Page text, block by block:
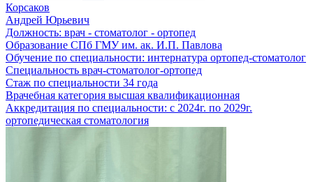
Корсаков
Андрей Юрьевич
Должность: врач - стоматолог - ортопед
Образование СПб ГМУ им. ак. И.П. Павлова
Обучение по специальности: интернатура ортопед-стоматолог
Специальность врач-стоматолог-ортопед
Стаж по специальности 34 года
Врачебная категория высшая квалификационная
Аккредитация по специальности: с 2024г. по 2029г.
ортопедическая стоматология